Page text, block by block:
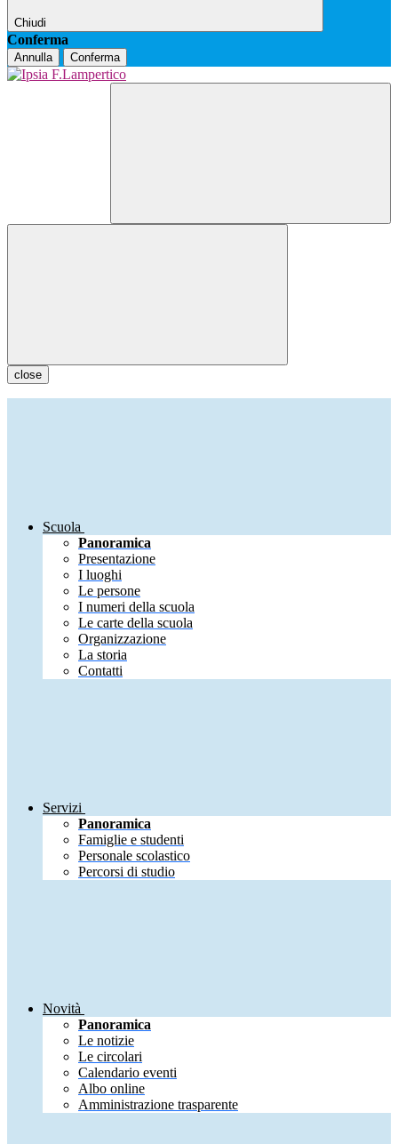
Chiudi
Conferma
Annulla Conferma
close
Scuola
Panoramica
Presentazione
I luoghi
Le persone
I numeri della scuola
Le carte della scuola
Organizzazione
La storia
Contatti
Servizi
Panoramica
Famiglie e studenti
Personale scolastico
Percorsi di studio
Novità
Panoramica
Le notizie
Le circolari
Calendario eventi
Albo online
Amministrazione trasparente